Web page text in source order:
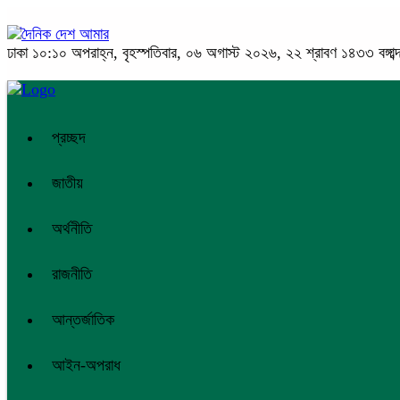
ঢাকা ১০:১০ অপরাহ্ন, বৃহস্পতিবার, ০৬ অগাস্ট ২০২৬, ২২ শ্রাবণ ১৪৩৩
প্রচ্ছদ
জাতীয়
অর্থনীতি
রাজনীতি
আন্তর্জাতিক
আইন-অপরাধ